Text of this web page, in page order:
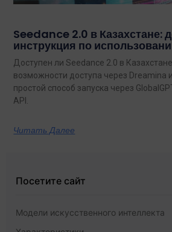
Seedance 2.0 в Казахстане:
инструкция по
Доступен ли Seedance 2.0 в
возможности доступа через Dreamina
простой способ запуска через
API.
Читать Далее
Посетите сайт
Модели искусственного интеллекта